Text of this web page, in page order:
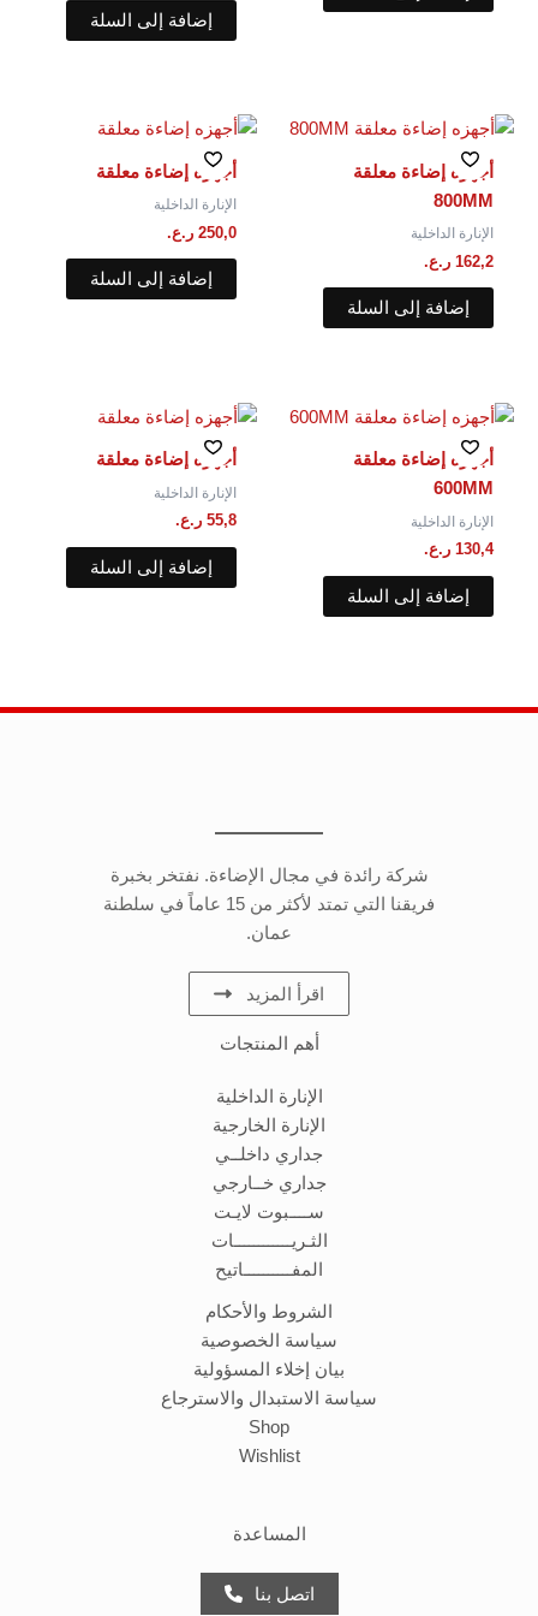
إضافة إلى السلة
أجهزه إضاءة معلقة
800MM
الإنارة الداخلية
162,2 ر.ع.
إضافة إلى السلة
أجهزه إضاءة معلقة
الإنارة الداخلية
250,0 ر.ع.
إضافة إلى السلة
أجهزه إضاءة معلقة
600MM
الإنارة الداخلية
130,4 ر.ع.
إضافة إلى السلة
أجهزه إضاءة معلقة
الإنارة الداخلية
55,8 ر.ع.
إضافة إلى السلة
شركة رائدة في مجال الإضاءة. نفتخر بخبرة
فريقنا التي تمتد لأكثر من 15 عاماً في سلطنة
عمان.
اقرأ المزيد
أهم المنتجات
الإنارة الداخلية
الإنارة الخارجية
جداري داخلــي
جداري خــارجي
ســــبوت لايـت
الثـريــــــــــــات
المفــــــــــاتيح
الشروط والأحكام
سياسة الخصوصية
بيان إخلاء المسؤولية
سياسة الاستبدال والاسترجاع
Shop
Wishlist
المساعدة
اتصل بنا